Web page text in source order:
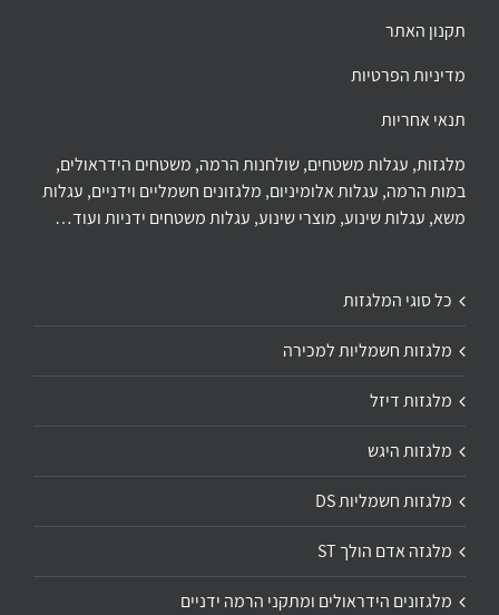
תקנון האתר
מדיניות הפרטיות
תנאי אחריות
מלגזות, עגלות משטחים, שולחנות הרמה, משטחים הידראולים,
במות הרמה, עגלות אלומיניום, מלגזונים חשמליים וידניים, עגלות
משא, עגלות שינוע, מוצרי שינוע, עגלות משטחים ידניות ועוד…
כל סוגי המלגזות
מלגזות חשמליות למכירה
מלגזות דיזל
מלגזות היגש
מלגזות חשמליות DS
מלגזה אדם הולך ST
מלגזונים הידראולים ומתקני הרמה ידניים